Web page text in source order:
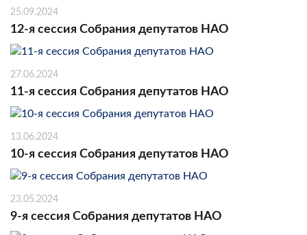
25.09.2024
12-я сессия Собрания депутатов НАО
27.06.2024
11-я сессия Собрания депутатов НАО
13.06.2024
10-я сессия Собрания депутатов НАО
23.05.2024
9-я сессия Собрания депутатов НАО